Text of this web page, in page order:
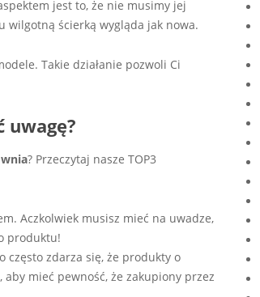
jest to, że nie musimy jej
wilgotną ścierką wygląda jak nowa.
Takie działanie pozwoli Ci
? Przeczytaj nasze TOP3
Aczkolwiek musisz mieć na uwadze,
produktu!
często zdarza się, że produkty o
aby mieć pewność, że zakupiony przez